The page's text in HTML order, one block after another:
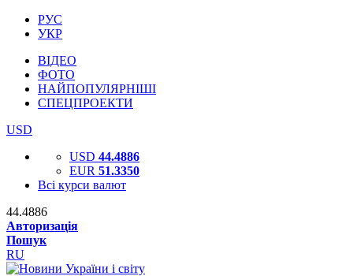
РУС
УКР
ВІДЕО
ФОТО
НАЙПОПУЛЯРНІШІ
СПЕЦПРОЕКТИ
USD
USD 44.4886
EUR 51.3350
Всі курси валют
44.4886
Авторизація
Пошук
RU